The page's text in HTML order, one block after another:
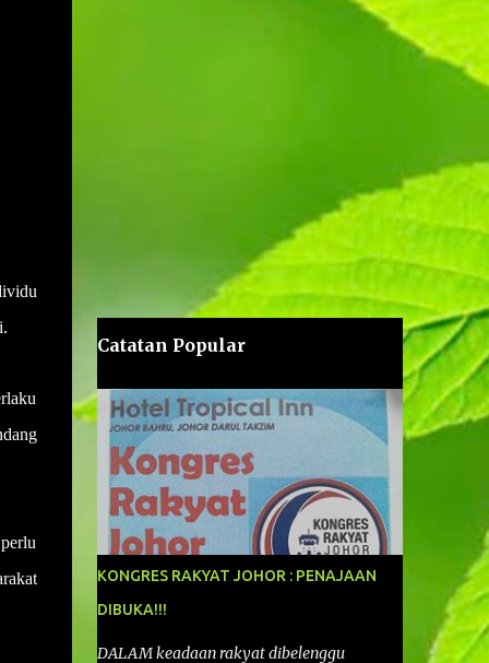
Catatan Popular
KONGRES RAKYAT JOHOR : PENAJAAN
DIBUKA!!!
DALAM keadaan rakyat dibelenggu